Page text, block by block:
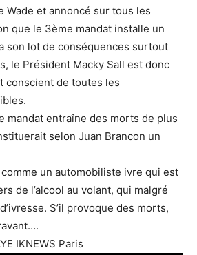
Wade et annoncé sur tous les
que le 3ème mandat installe un
son lot de conséquences surtout
le Président Macky Sall est donc
conscient de toutes les
mandat entraîne des morts de plus
selon Juan Brancon un
un automobiliste ivre qui est
de l’alcool au volant, qui malgré
S’il provoque des morts,
IKNEWS Paris